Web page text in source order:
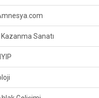
Kazanma Sanatı